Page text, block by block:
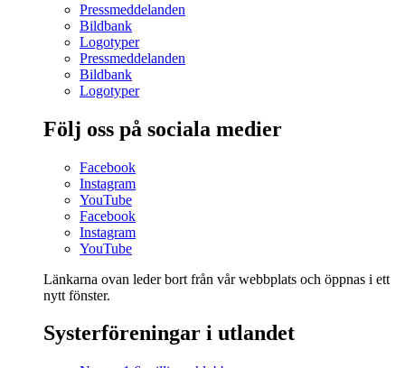
Pressmeddelanden
Bildbank
Logotyper
Pressmeddelanden
Bildbank
Logotyper
Följ oss på sociala medier
Facebook
Instagram
YouTube
Facebook
Instagram
YouTube
Länkarna ovan leder bort från vår webbplats och öppnas i ett
nytt fönster.
Systerföreningar i utlandet